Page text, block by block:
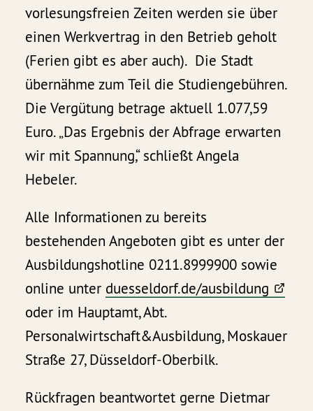
vorlesungsfreien Zeiten werden sie über
einen Werkvertrag in den Betrieb geholt
(Ferien gibt es aber auch). Die Stadt
übernähme zum Teil die Studiengebühren.
Die Vergütung betrage aktuell 1.077,59
Euro. „Das Ergebnis der Abfrage erwarten
wir mit Spannung,“ schließt Angela
Hebeler.
Alle Informationen zu bereits
bestehenden Angeboten gibt es unter der
Ausbildungshotline 0211.8999900 sowie
online unter duesseldorf.de/ausbildung
oder im Hauptamt, Abt.
Personalwirtschaft&Ausbildung, Moskauer
Straße 27, Düsseldorf-Oberbilk.
Rückfragen beantwortet gerne Dietmar